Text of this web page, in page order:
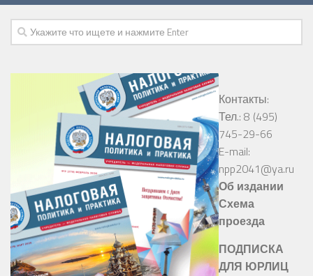
Контакты:
Тел.: 8 (495)
745-29-66
E-mail:
npp2041@ya.ru
Об издании
Схема
проезда
ПОДПИСКА
ДЛЯ ЮРЛИЦ